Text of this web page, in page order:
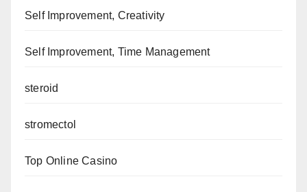
Self Improvement, Creativity
Self Improvement, Time Management
steroid
stromectol
Top Online Casino